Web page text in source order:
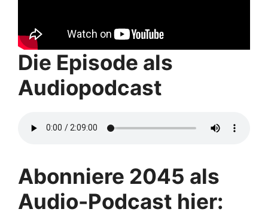
Die Episode als
Audiopodcast
Abonniere 2045 als
Audio-Podcast hier: